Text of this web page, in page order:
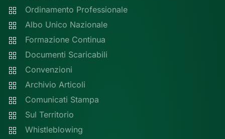
Ordinamento Professionale
Albo Unico Nazionale
Formazione Continua
Documenti Scaricabili
Convenzioni
Archivio Articoli
Comunicati Stampa
Sul Territorio
Whistleblowing